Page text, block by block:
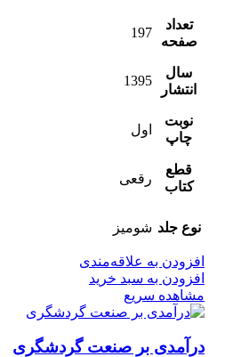
تعداد
صفحه
197
سال
انتشار
1395
نوبت
چاپ
اول
قطع
کتاب
رقعی
نوع جلد شومیز
افزودن به علاقه‌مندی
افزودن به سبد خرید
مشاهده سریع
درآمدی بر صنعت گردشگری